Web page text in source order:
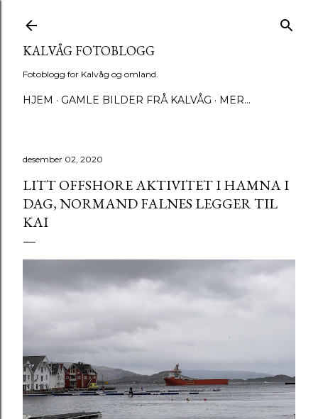
KALVÅG FOTOBLOGG
Fotoblogg for Kalvåg og omland.
HJEM GAMLE BILDER FRÅ KALVÅG MER…
desember 02, 2020
LITT OFFSHORE AKTIVITET I HAMNA I
DAG, NORMAND FALNES LEGGER TIL
KAI